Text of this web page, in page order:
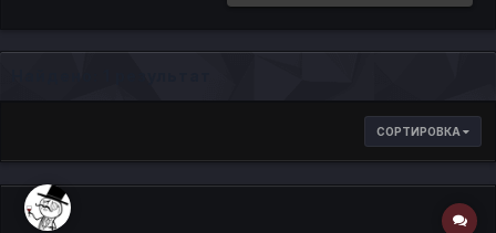
СОРТИРОВКА